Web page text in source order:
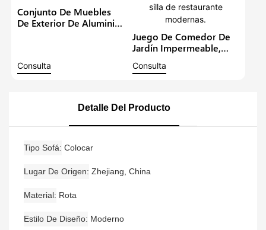
Conjunto De Muebles
De Exterior De Aluminio
De Centro
Consulta
Juego De Comedor De
Jardín Impermeable,
Muebles De Hotel, Sillas
Restaurante Modernas.
Consulta
Detalle Del Producto
Tipo Sofá Colocar
Lugar De Origen Zhejiang, China
Material Rota
Estilo De Diseño Moderno